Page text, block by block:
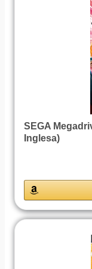
SEGA
Inglesa)